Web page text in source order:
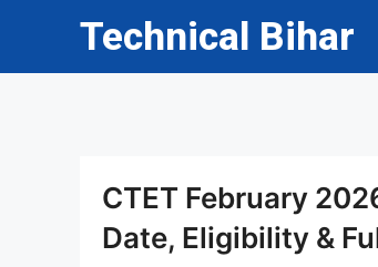
Technical Bihar
CTET February
Date, Eligibility &